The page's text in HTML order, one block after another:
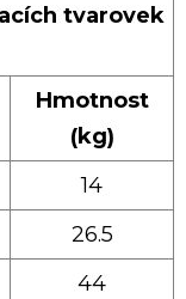
tvarovek
Hmotnost
(kg)
14
26.5
44